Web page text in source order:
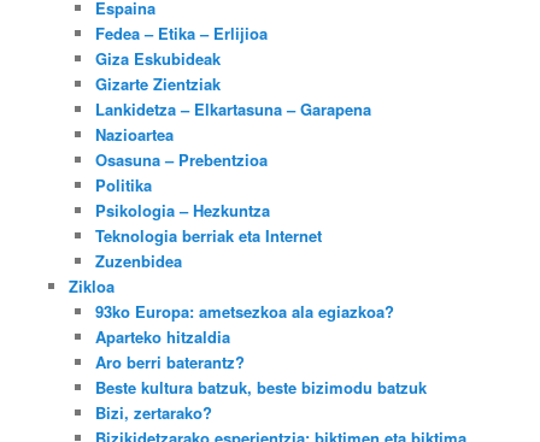
Espaina
Fedea – Etika – Erlijioa
Giza Eskubideak
Gizarte Zientziak
Lankidetza – Elkartasuna – Garapena
Nazioartea
Osasuna – Prebentzioa
Politika
Psikologia – Hezkuntza
Teknologia berriak eta Internet
Zuzenbidea
Zikloa
93ko Europa: ametsezkoa ala egiazkoa?
Aparteko hitzaldia
Aro berri baterantz?
Beste kultura batzuk, beste bizimodu batzuk
Bizi, zertarako?